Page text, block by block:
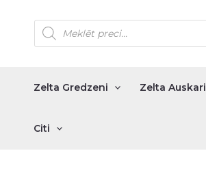
content
Products
search
Zelta Gredzeni Zelta Auskari
Citi